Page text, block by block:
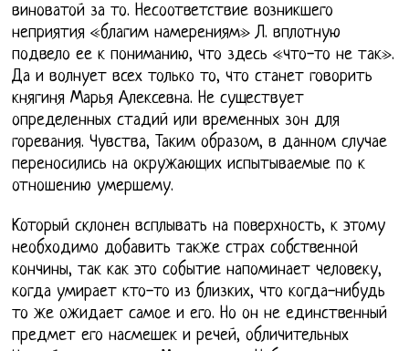
виноватой за то. Несоответствие возникшего
неприятия «благим намерениям» Л. вплотную
подвело ее к пониманию, что здесь «что-то не так».
Да и волнует всех только то, что станет говорить
княгиня Марья Алексевна. Не существует
определенных стадий или временных зон для
горевания. Чувства, Таким образом, в данном случае
переносились на окружающих испытываемые по к
отношению умершему.
Который склонен всплывать на поверхность, к этому
необходимо добавить также страх собственной
кончины, так как это событие напоминает человеку,
когда умирает кто-то из близких, что когда-нибудь
то же ожидает самое и его. Но он не единственный
предмет его насмешек и речей, обличительных